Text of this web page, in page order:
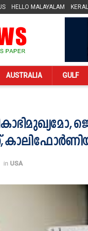
HELLO MALAYALAM
AUSTRALIA GULF
in USA